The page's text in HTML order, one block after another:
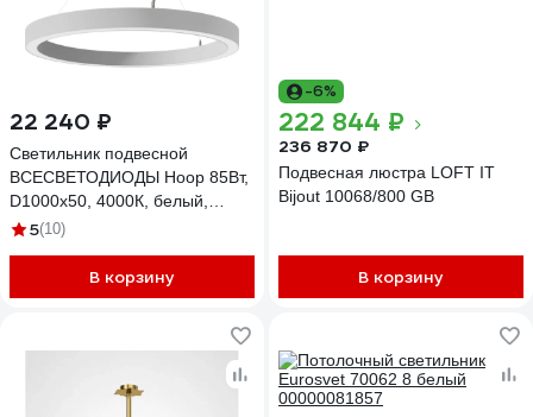
22 240 ₽
Светильник подвесной
ВСЕСВЕТОДИОДЫ Hoop 85Вт,
D1000x50, 4000К, белый,
подвесной, IP40 vs-ds-Hoop-
5(10)
В корзину
-6%
222 844 ₽
236 870 ₽
Подвесная люстра LOFT IT
Bijout 10068/800 GB
В корзину